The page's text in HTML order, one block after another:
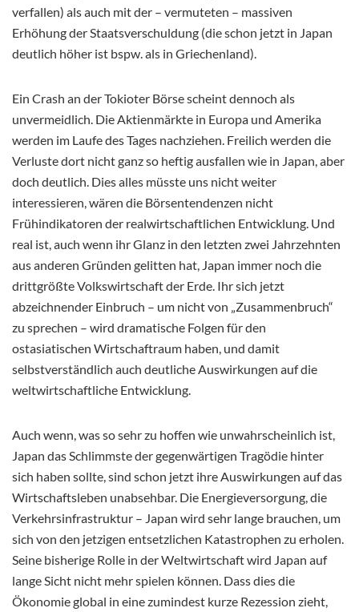
verfallen) als auch mit der – vermuteten – massiven
Erhöhung der Staatsverschuldung (die schon jetzt in Japan
deutlich höher ist bspw. als in Griechenland).
Ein Crash an der Tokioter Börse scheint dennoch als
unvermeidlich. Die Aktienmärkte in Europa und Amerika
werden im Laufe des Tages nachziehen. Freilich werden die
Verluste dort nicht ganz so heftig ausfallen wie in Japan, aber
doch deutlich. Dies alles müsste uns nicht weiter
interessieren, wären die Börsentendenzen nicht
Frühindikatoren der realwirtschaftlichen Entwicklung. Und
real ist, auch wenn ihr Glanz in den letzten zwei Jahrzehnten
aus anderen Gründen gelitten hat, Japan immer noch die
drittgrößte Volkswirtschaft der Erde. Ihr sich jetzt
abzeichnender Einbruch – um nicht von „Zusammenbruch“
zu sprechen – wird dramatische Folgen für den
ostasiatischen Wirtschaftraum haben, und damit
selbstverständlich auch deutliche Auswirkungen auf die
weltwirtschaftliche Entwicklung.
Auch wenn, was so sehr zu hoffen wie unwahrscheinlich ist,
Japan das Schlimmste der gegenwärtigen Tragödie hinter
sich haben sollte, sind schon jetzt ihre Auswirkungen auf das
Wirtschaftsleben unabsehbar. Die Energieversorgung, die
Verkehrsinfrastruktur – Japan wird sehr lange brauchen, um
sich von den jetzigen entsetzlichen Katastrophen zu erholen.
Seine bisherige Rolle in der Weltwirtschaft wird Japan auf
lange Sicht nicht mehr spielen können. Dass dies die
Ökonomie global in eine zumindest kurze Rezession zieht,